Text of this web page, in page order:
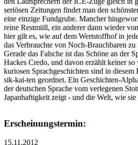
seriösen Zeitungen findet man den
eine einzige Fundgrube. Mancher
reine Restmüll, ein anderer dann wieder
hier gilt es, wie auf dem Wertstoffhof in
das Verbrauchte von Noch-Brauchbaren zu
Gerade das Falsche ist das Schöne an der
Hackes Credo, und davon erzählt keiner
kuriosen Sprach­geschichten sind in
sik-kai-ten geordnet. Ein Geschichten-
der deutschen Sprache vom verlegenen
Japanhaftigkeit zeigt - und die Welt, wie
Erscheinungstermin:
15.11.2012